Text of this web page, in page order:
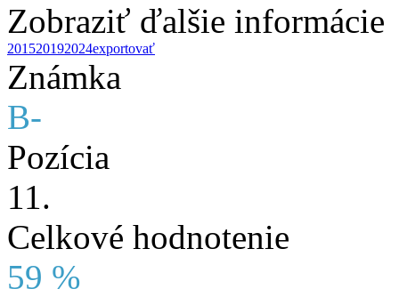
Zobraziť ďalšie informácie
201520192024exportovať
Známka
B-
Pozícia
11.
Celkové hodnotenie
59 %